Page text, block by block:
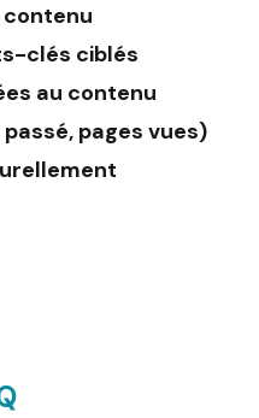
clés ciblés
au contenu
pages vues)